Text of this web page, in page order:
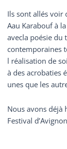
Ils sont allés voir
Aau Karabouf à
avecla poésie du
contemporaines
l réalisation de
à des acrobaties
unes que les
Nous avons déjà
Festival